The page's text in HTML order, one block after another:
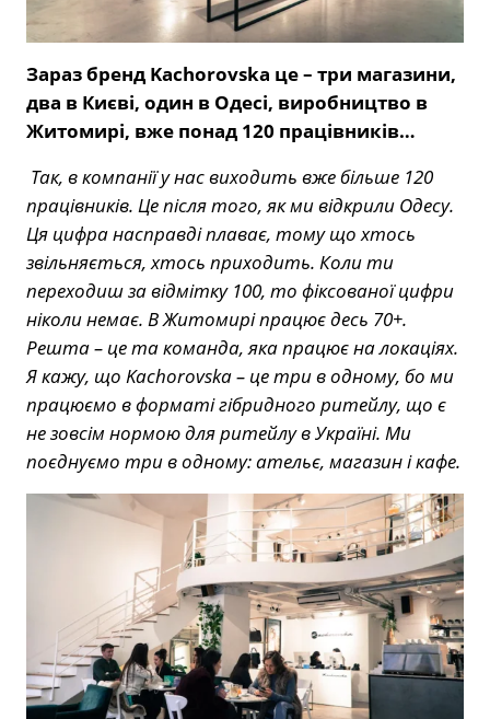
Зараз бренд Kachorovska це– три магазини,
два в Києві, один в Одесі, виробництво в
Житомирі, вже понад 120 працівників…
Так, в компанії у нас виходить вже більше 120
працівників. Це після того, як ми відкрили Одесу.
Ця цифра насправді плаває, тому що хтось
звільняється, хтось приходить. Коли ти
переходиш за відмітку 100, то фіксованої цифри
ніколи немає. В Житомирі працює десь 70+.
Решта – це та команда, яка працює на локаціях.
Я кажу, що Kachorovska – це три в одному, бо ми
працюємо в форматі гібридного ритейлу, що є
не зовсім нормою для ритейлу в Україні. Ми
поєднуємо три в одному: ательє, магазин і кафе.